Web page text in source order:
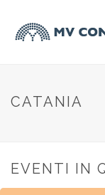
CATANIA
EVENTI IN